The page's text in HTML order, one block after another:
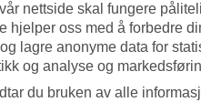
nettside skal fungere
hjelper oss med å forbedre
lagre anonyme data for
og analyse og
du bruken av alle